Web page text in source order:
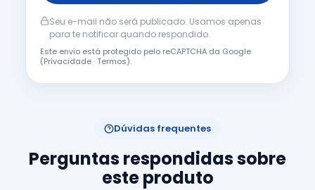
Seu e-mail não será publicado. Usamos apenas
para te notificar quando respondido.
Este envio está protegido pelo reCAPTCHA da Google
(Privacidade·Termos).
Dúvidas frequentes
Perguntas respondidas sobre
este produto